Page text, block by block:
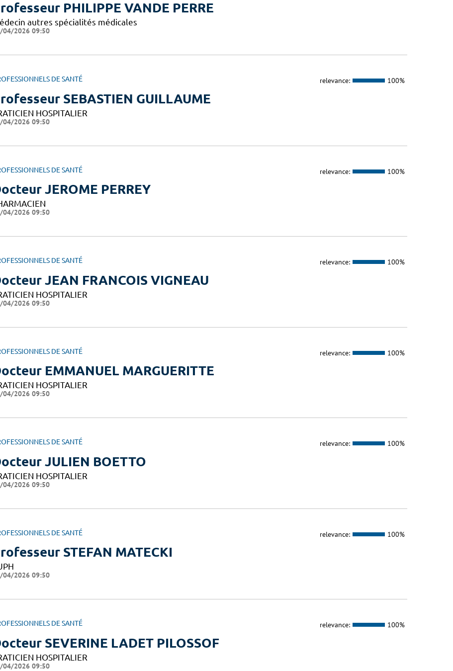
PHILIPPE VANDE PERRE
autres spécialités médicales
04/2026 09:50
DE SANTÉ relevance: 100%
SEBASTIEN GUILLAUME
HOSPITALIER
04/2026 09:50
DE SANTÉ relevance: 100%
JEROME PERREY
04/2026 09:50
DE SANTÉ relevance: 100%
JEAN FRANCOIS VIGNEAU
HOSPITALIER
04/2026 09:50
DE SANTÉ relevance: 100%
EMMANUEL MARGUERITTE
HOSPITALIER
04/2026 09:50
DE SANTÉ relevance: 100%
JULIEN BOETTO
HOSPITALIER
04/2026 09:50
DE SANTÉ relevance: 100%
STEFAN MATECKI
04/2026 09:50
DE SANTÉ relevance: 100%
SEVERINE LADET PILOSSOF
HOSPITALIER
04/2026 09:50